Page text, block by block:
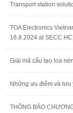
Transport station
TOA Electronics
16.8.2024 at SECC
Giải mã cấu tạo loa nén
Những ưu điểm và lưu
THÔNG BÁO